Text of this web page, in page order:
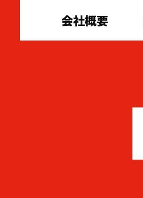
会社概要